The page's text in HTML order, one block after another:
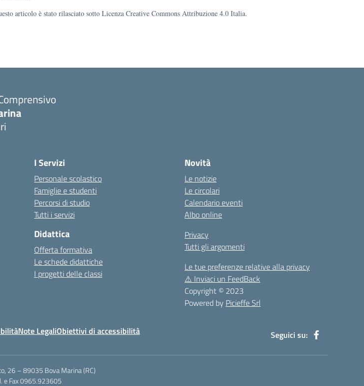
articolo è stato rilasciato sotto Licenza Creative Commons Attribuzione 4.0 Italia.
I Servizi
Personale scolastico
Famiglie e studenti
Percorsi di studio
Tutti i servizi
Didattica
Offerta formativa
Le schede didattiche
I progetti delle classi
Novità
Le notizie
Le circolari
Calendario eventi
Albo online
Privacy
Tutti gli argomenti
Le tue preferenze relative alla privacy
⚠️ Inviaci un FeedBack
Copyright © 2023
Powered by Picieffe Srl
Note LegaliObiettivi di accessibilità Seguici su:
26 – 89035 Bova Marina (RC)
e Fax 0965.923605